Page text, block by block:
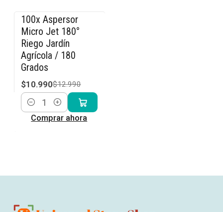
-15% OFF
100x Aspersor
Micro Jet 180°
Riego Jardín
Agrícola / 180
Grados
$10.990$12.990
Cantidad
Comprar ahora